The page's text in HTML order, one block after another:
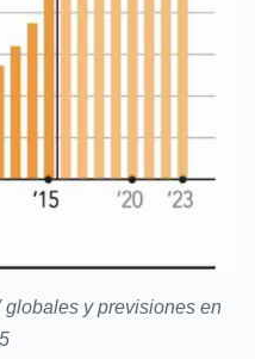
y previsiones en